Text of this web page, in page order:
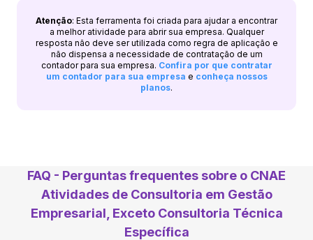
Atenção: Esta ferramenta foi criada para ajudar a encontrar
a melhor atividade para abrir sua empresa. Qualquer
resposta não deve ser utilizada como regra de aplicação e
não dispensa a necessidade de contratação de um
contador para sua empresa. Confira por que contratar
um contador para sua empresa e conheça nossos
planos.
FAQ - Perguntas frequentes sobre o CNAE
Atividades de Consultoria em Gestão
Empresarial, Exceto Consultoria Técnica
Específica